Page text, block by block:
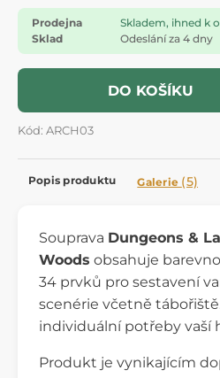
Prodejna
Skladem, ihned k
Sklad
Odeslání za 4 dny
DO KOŠÍKU
Kód: ARCH03
Popis produktu Galerie (5)
Souprava Dungeons &
Woods obsahuje
34 prvků pro sestavení
scenérie včetně
individuální potřeby vaší
Produkt je vynikajícím